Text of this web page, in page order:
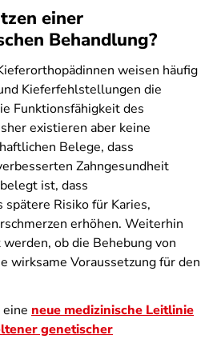
einer
Behandlung?
weisen häufig
Kieferfehlstellungen die
Funktionsfähigkeit des
existieren aber keine
Belege, dass
Zahngesundheit
ist, dass
Risiko für Karies,
erhöhen. Weiterhin
ob die Behebung von
wirksame Voraussetzung für den
neue medizinische Leitlinie
genetischer